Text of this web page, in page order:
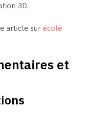
3D.
article sur école
et